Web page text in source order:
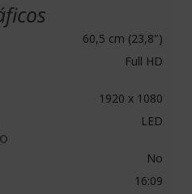
60,5 cm (23,8")
Full HD
1920 x 1080
LED
No
16:09